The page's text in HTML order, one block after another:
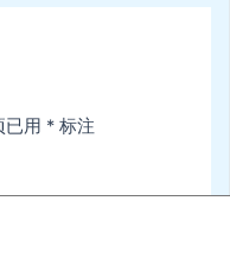
已用 * 标注